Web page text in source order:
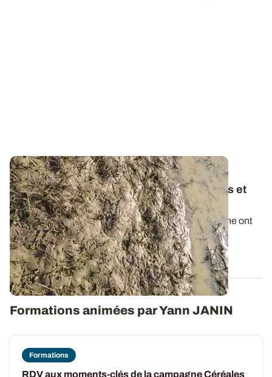
RHÔNE-ALPES
Céréales : comment gérer les semis tardifs et
éventuels resemis ?
Les conditions climatiques de ce début de campagne ont
contrarié les implantations de...
11 JANV. 2024
Formations animées par Yann JANIN
Formations
RDV aux moments-clés de la campagne Céréales